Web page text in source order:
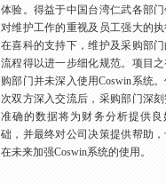
体验。得益于中国台湾仁武各部
对维护工作的重视及员工强大的执
在喜科的支持下，维护及采购部
流程得以进一步细化规范。项目
购部门并未深入使用Coswin系统
次双方深入交流后，采购部门深
准确的数据将为财务分析提供良
础，并最终对公司决策提供帮助，
在未来加强Coswin系统的使用。